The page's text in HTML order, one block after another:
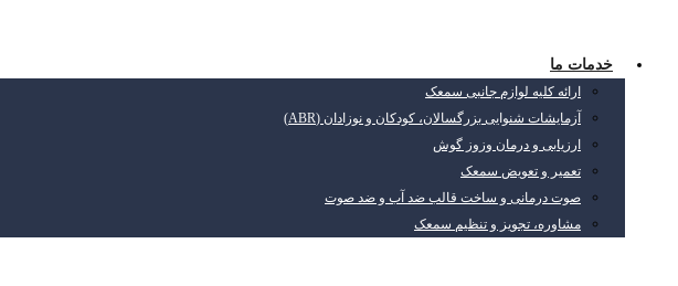
خدمات ما
ارائه کلیه لوازم جانبی سمعک
آزمایشات شنوایی بزرگسالان، کودکان و نوزادان (ABR)
ارزیابی و درمان وزوز گوش
تعمیر و تعویض سمعک
صوت درمانی و ساخت قالب ضد آب و ضد صوت
مشاوره، تجویز و تنظیم سمعک